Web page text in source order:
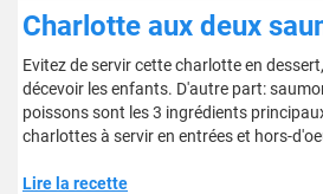
Charlotte aux deux
Evitez de servir cette charlotte en
décevoir les enfants. D'autre part:
poissons sont les 3 ingrédients
charlottes à servir en entrées et hors-
Lire la recette